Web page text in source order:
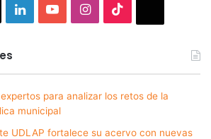
LinkedInYouTubeInstagram
para analizar los retos de la
municipal
UDLAP fortalece su acervo con nuevas